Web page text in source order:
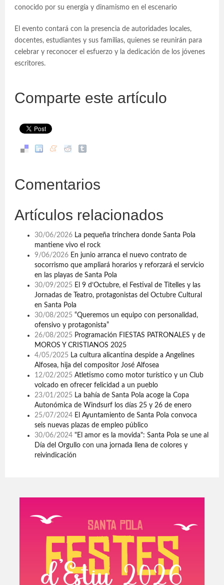
conocido por su energía y dinamismo en el escenario
El evento contará con la presencia de autoridades locales,
docentes, estudiantes y sus familias, quienes se reunirán para
celebrar y reconocer el esfuerzo y la dedicación de los jóvenes
escritores.
Comparte este artículo
Comentarios
Artículos relacionados
30/06/2026 La pequeña trinchera donde Santa Pola
mantiene vivo el rock
9/06/2026 En junio arranca el nuevo contrato de
socorrismo que ampliará horarios y reforzará el servicio
en las playas de Santa Pola
30/09/2025 El 9 d’Octubre, el Festival de Titelles y las
Jornadas de Teatro, protagonistas del Octubre Cultural
en Santa Pola
30/08/2025 “Queremos un equipo con personalidad,
ofensivo y protagonista”
26/08/2025 Programación FIESTAS PATRONALES y de
MOROS Y CRISTIANOS 2025
4/05/2025 La cultura alicantina despide a Angelines
Alfosea, hija del compositor José Alfosea
12/02/2025 Atletismo como motor turístico y un Club
volcado en ofrecer felicidad a un pueblo
23/01/2025 La bahía de Santa Pola acoge la Copa
Autonómica de Windsurf los días 25 y 26 de enero
25/07/2024 El Ayuntamiento de Santa Pola convoca
seis nuevas plazas de empleo público
30/06/2024 "El amor es la movida": Santa Pola se une al
Día del Orgullo con una jornada llena de colores y
reivindicación